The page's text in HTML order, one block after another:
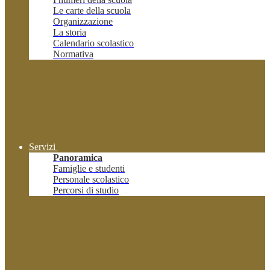
Le carte della scuola
Organizzazione
La storia
Calendario scolastico
Normativa
Servizi
Panoramica
Famiglie e studenti
Personale scolastico
Percorsi di studio